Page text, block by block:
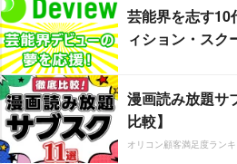
芸能界を志す
ィション・ス
漫画読み放題サ
比較】
オリコン顧客満足度ラン